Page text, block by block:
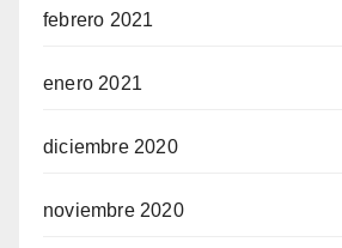
febrero 2021
enero 2021
diciembre 2020
noviembre 2020